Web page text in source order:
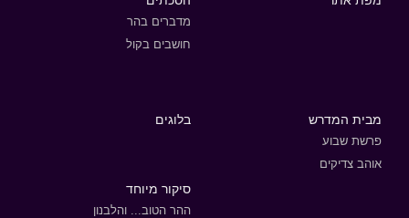
מדברים בהר
חושבים בקול
מבית המדרש
פרשת שבוע
אוהב צדיקים
בלוגים
סיקור מיוחד
ההר הטוב... והלבנון